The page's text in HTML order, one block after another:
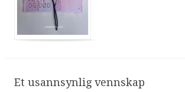
Et usannsynlig vennskap